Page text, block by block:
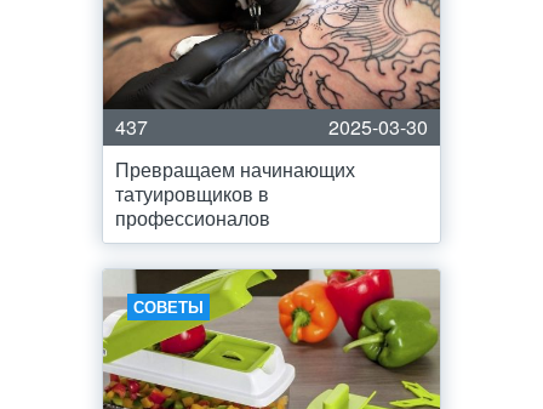
437
2025-03-30
Превращаем начинающих
татуировщиков в
профессионалов
СОВЕТЫ